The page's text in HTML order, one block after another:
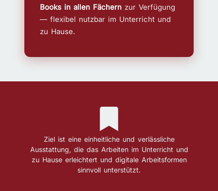
Books in allen Fächern zur Verfügung
— flexibel nutzbar im Unterricht und
zu Hause.
Ziel ist eine einheitliche und verlässliche
Ausstattung, die das Arbeiten im Unterricht und
zu Hause erleichtert und digitale Arbeitsformen
sinnvoll unterstützt.